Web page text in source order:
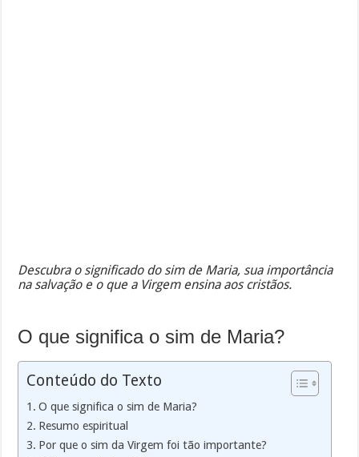
Descubra o significado do sim de Maria, sua importância
na salvação e o que a Virgem ensina aos cristãos.
O que significa o sim de Maria?
Conteúdo do Texto
O que significa o sim de Maria?
Resumo espiritual
Por que o sim da Virgem foi tão importante?